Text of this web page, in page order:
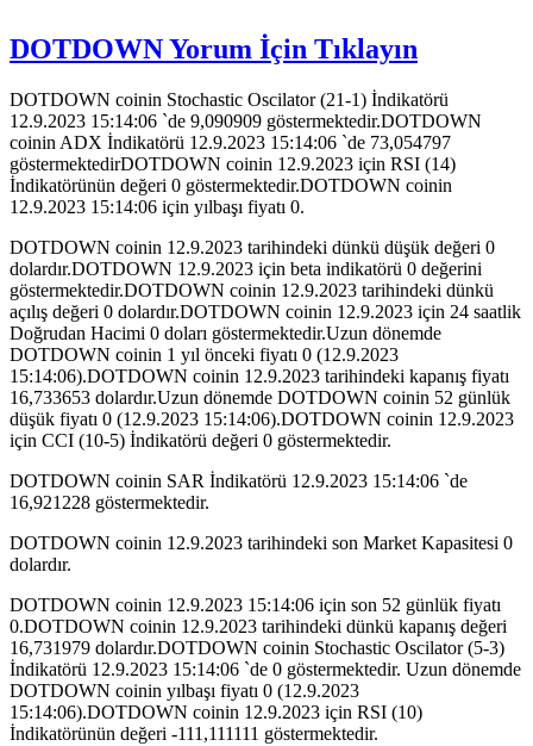
DOTDOWN Yorum İçin Tıklayın
DOTDOWN coinin Stochastic Oscilator (21-1) İndikatörü
12.9.2023 15:14:06 `de 9,090909 göstermektedir.DOTDOWN
coinin ADX İndikatörü 12.9.2023 15:14:06 `de 73,054797
göstermektedirDOTDOWN coinin 12.9.2023 için RSI (14)
İndikatörünün değeri 0 göstermektedir.DOTDOWN coinin
12.9.2023 15:14:06 için yılbaşı fiyatı 0.
DOTDOWN coinin 12.9.2023 tarihindeki dünkü düşük değeri 0
dolardır.DOTDOWN 12.9.2023 için beta indikatörü 0 değerini
göstermektedir.DOTDOWN coinin 12.9.2023 tarihindeki dünkü
açılış değeri 0 dolardır.DOTDOWN coinin 12.9.2023 için 24 saatlik
Doğrudan Hacimi 0 doları göstermektedir.Uzun dönemde
DOTDOWN coinin 1 yıl önceki fiyatı 0 (12.9.2023
15:14:06).DOTDOWN coinin 12.9.2023 tarihindeki kapanış fiyatı
16,733653 dolardır.Uzun dönemde DOTDOWN coinin 52 günlük
düşük fiyatı 0 (12.9.2023 15:14:06).DOTDOWN coinin 12.9.2023
için CCI (10-5) İndikatörü değeri 0 göstermektedir.
DOTDOWN coinin SAR İndikatörü 12.9.2023 15:14:06 `de
16,921228 göstermektedir.
DOTDOWN coinin 12.9.2023 tarihindeki son Market Kapasitesi 0
dolardır.
DOTDOWN coinin 12.9.2023 15:14:06 için son 52 günlük fiyatı
0.DOTDOWN coinin 12.9.2023 tarihindeki dünkü kapanış değeri
16,731979 dolardır.DOTDOWN coinin Stochastic Oscilator (5-3)
İndikatörü 12.9.2023 15:14:06 `de 0 göstermektedir. Uzun dönemde
DOTDOWN coinin yılbaşı fiyatı 0 (12.9.2023
15:14:06).DOTDOWN coinin 12.9.2023 için RSI (10)
İndikatörünün değeri -111,111111 göstermektedir.